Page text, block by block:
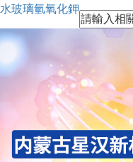
水玻璃氫氧化鉀